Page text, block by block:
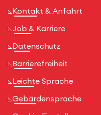
Kontakt & Anfahrt
Job & Karriere
Datenschutz
Barrierefreiheit
Leichte Sprache
Gebärdensprache